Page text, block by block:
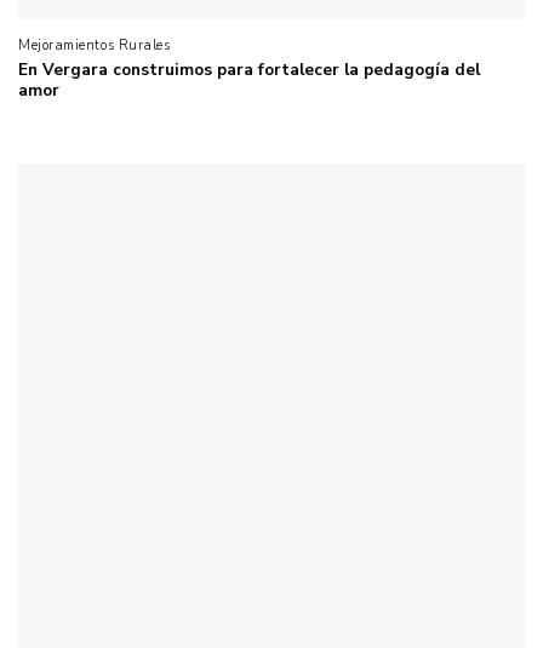
Mejoramientos Rurales
En Vergara construimos para fortalecer la pedagogía del
amor